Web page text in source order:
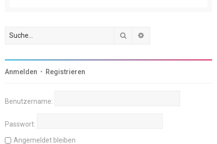
Suche
Anmelden • Registrieren
Benutzername:
Passwort:
Angemeldet bleiben